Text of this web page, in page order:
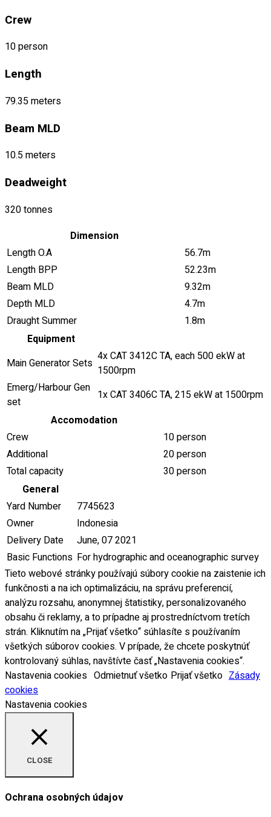
Crew
10 person
Length
79.35 meters
Beam MLD
10.5 meters
Deadweight
320 tonnes
Dimension
Length O.A
56.7m
Length BPP
52.23m
Beam MLD
9.32m
Depth MLD
4.7m
Draught Summer
1.8m
Equipment
Main Generator Sets 4x CAT 3412C TA, each 500 ekW at
1500rpm
Emerg/Harbour Gen
set
1x CAT 3406C TA, 215 ekW at 1500rpm
Accomodation
Crew
10 person
Additional
20 person
Total capacity
30 person
General
Yard Number
7745623
Owner
Indonesia
Delivery Date
June, 07 2021
Basic Functions For hydrographic and oceanographic survey
Tieto webové stránky používajú súbory cookie na zaistenie ich
funkčnosti a na ich optimalizáciu, na správu preferencií,
analýzu rozsahu, anonymnej štatistiky, personalizovaného
obsahu či reklamy, a to prípadne aj prostredníctvom tretích
strán. Kliknutím na „Prijať všetko“ súhlasíte s používaním
všetkých súborov cookies. V prípade, že chcete poskytnúť
kontrolovaný súhlas, navštívte časť „Nastavenia cookies“.
Nastavenia cookies Odmietnuť všetko Prijať všetko Zásady
cookies
Nastavenia cookies
CLOSE
Ochrana osobných údajov